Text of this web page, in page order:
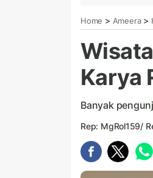
Home > Ameera>
Karya
Banyak
Rep: MgRol159/